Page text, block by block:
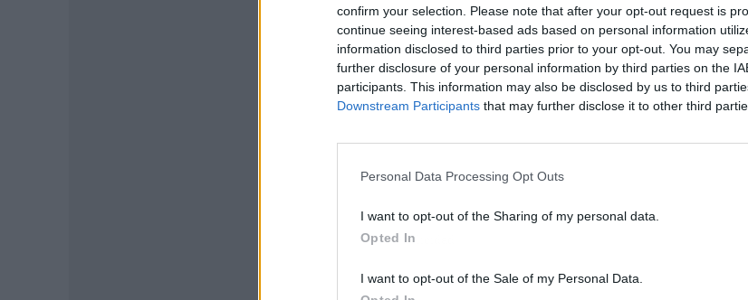
confirm your selection. Please note that after your opt-out request is
continue seeing interest-based ads based on personal information
information disclosed to third parties prior to your opt-out. You may
further disclosure of your personal information by third parties on the
participants. This information may also be disclosed by us to third
Downstream Participants that may further disclose it to other third
Personal Data Processing Opt Outs
I want to opt-out of the Sharing of my personal data.
Opted In
I want to opt-out of the Sale of my Personal Data.
Publicidad